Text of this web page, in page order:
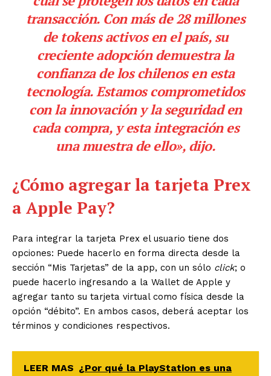
transacción. Con más de 28 millones
de tokens activos en el país, su
creciente adopción demuestra la
confianza de los chilenos en esta
tecnología. Estamos comprometidos
con la innovación y la seguridad en
cada compra, y esta integración es
una muestra de ello», dijo.
¿Cómo agregar la tarjeta Prex
a Apple Pay?
Para integrar la tarjeta Prex el usuario tiene dos
opciones: Puede hacerlo en forma directa desde la
sección “Mis Tarjetas” de la app, con un sólo click; o
puede hacerlo ingresando a la Wallet de Apple y
agregar tanto su tarjeta virtual como física desde la
opción “débito”. En ambos casos, deberá aceptar los
términos y condiciones respectivos.
LEER MAS ¿Por qué la PlayStation es una